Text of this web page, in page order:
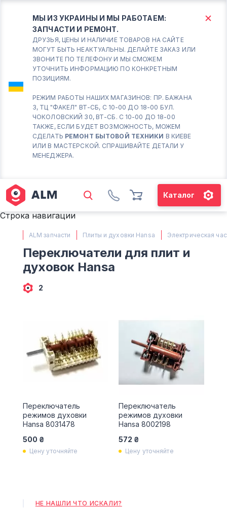
МЫ ИЗ УКРАИНЫ И МЫ РАБОТАЕМ:
ЗАПЧАСТИ И РЕМОНТ.
ДРУЗЬЯ, ЦЕНЫ И НАЛИЧИЕ ТОВАРОВ НА САЙТЕ
МОГУТ БЫТЬ НЕАКТУАЛЬНЫ. ДЕЛАЙТЕ ЗАКАЗ ИЛИ
ЗВОНИТЕ ПО ТЕЛЕФОНУ И МЫ СМОЖЕМ
УТОЧНИТЬ ИНФОРМАЦИЮ ПО КОНКРЕТНЫМ
ПОЗИЦИЯМ.
РЕЖИМ РАБОТЫ НАШИХ МАГАЗИНОВ: ПР. БАЖАНА
3, ТЦ "ФАКЕЛ" ВТ-СБ, С 10-00 ДО 18-00 БУЛ.
ЧОКОЛОВСКИЙ 30, ВТ-СБ. С 10-00 ДО 18-00
ТАКЖЕ, ЕСЛИ БУДЕТ ВОЗМОЖНОСТЬ, МОЖЕМ
СДЕЛАТЬ РЕМОНТ БЫТОВОЙ ТЕХНИКИ В КИЕВЕ
ИЛИ В МАСТЕРСКОЙ. СПРАШИВАЙТЕ ДЕТАЛИ У
МЕНЕДЖЕРА.
Каталог
КИЕВ БОРИСПОЛЬ
Вт.- Сб.
10:00 - 18:00
Соломенский район - ВТ-
СБ. с 10-00 до 18-00
(098) 672 76 42
(063) 722 37 14
М. ХАРЬКОВСКАЯ - ВТ-СБ, С
(067) 385 27 70
(063) 527 27 00
(044) 332 76 42
КАРТА
Строка навигации
ALM запчасти Плиты и духовки Hansa Электрическая
Переключатели для плит и
духовок Hansa
2
Переключатель
режимов духовки
Hansa 8031478
500 ₴
Цену уточняйте
Переключатель
режимов духовки
Hansa 8002198
572 ₴
Цену уточняйте
НЕ НАШЛИ ЧТО ИСКАЛИ?